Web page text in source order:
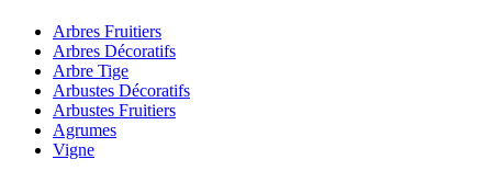
Arbres Fruitiers
Arbres Décoratifs
Arbre Tige
Arbustes Décoratifs
Arbustes Fruitiers
Agrumes
Vigne